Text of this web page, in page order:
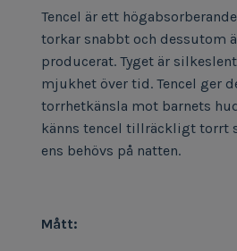
Tencel är ett
torkar snabbt och dessutom
producerat. Tyget är
mjukhet över tid. Tencel ger
torrhetkänsla mot barnets
känns tencel tillräckligt torrt
ens behövs på natten.
Mått: